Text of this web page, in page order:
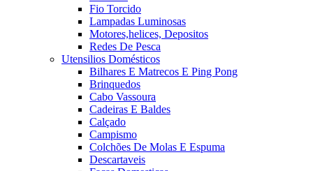
Fio Torcido
Lampadas Luminosas
Motores,helices, Depositos
Redes De Pesca
Utensilios Domésticos
Bilhares E Matrecos E Ping Pong
Brinquedos
Cabo Vassoura
Cadeiras E Baldes
Calçado
Campismo
Colchões De Molas E Espuma
Descartaveis